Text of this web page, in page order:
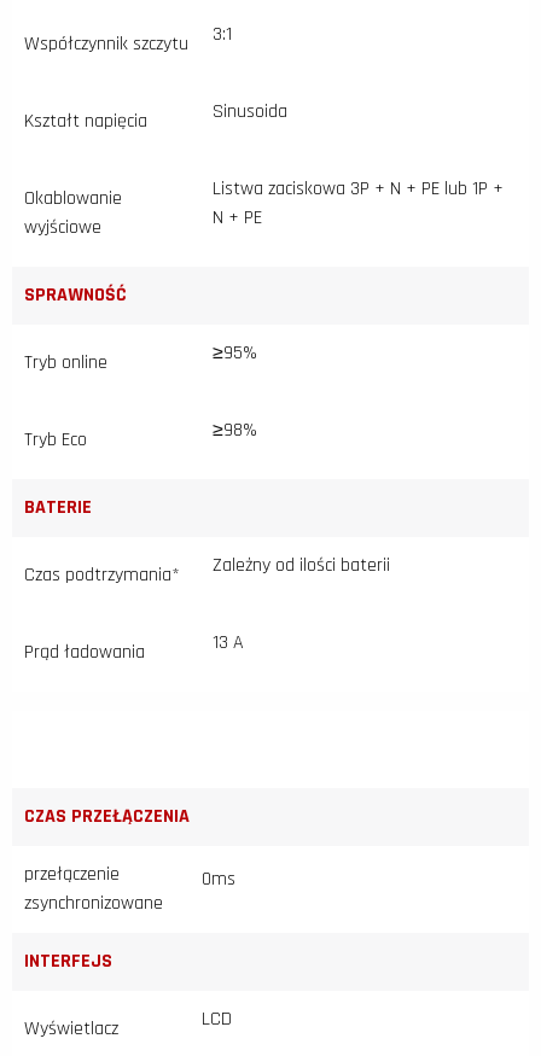
Współczynnik szczytu 3:1
Kształt napięcia Sinusoida
Okablowanie
wyjściowe
Listwa zaciskowa 3P + N + PE lub 1P +
N + PE
SPRAWNOŚĆ
Tryb online ≥95%
Tryb Eco ≥98%
BATERIE
Czas podtrzymania* Zależny od ilości baterii
Prąd ładowania 13 A
CZAS PRZEŁĄCZENIA
przełączenie
zsynchronizowane
0ms
INTERFEJS
Wyświetlacz LCD